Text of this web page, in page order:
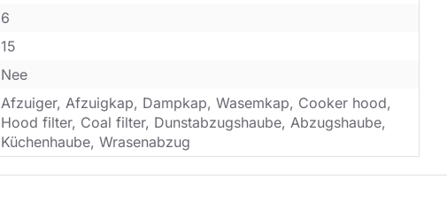
6
15
Nee
Afzuiger, Afzuigkap, Dampkap, Wasemkap, Cooker hood,
Hood filter, Coal filter, Dunstabzugshaube, Abzugshaube,
Küchenhaube, Wrasenabzug